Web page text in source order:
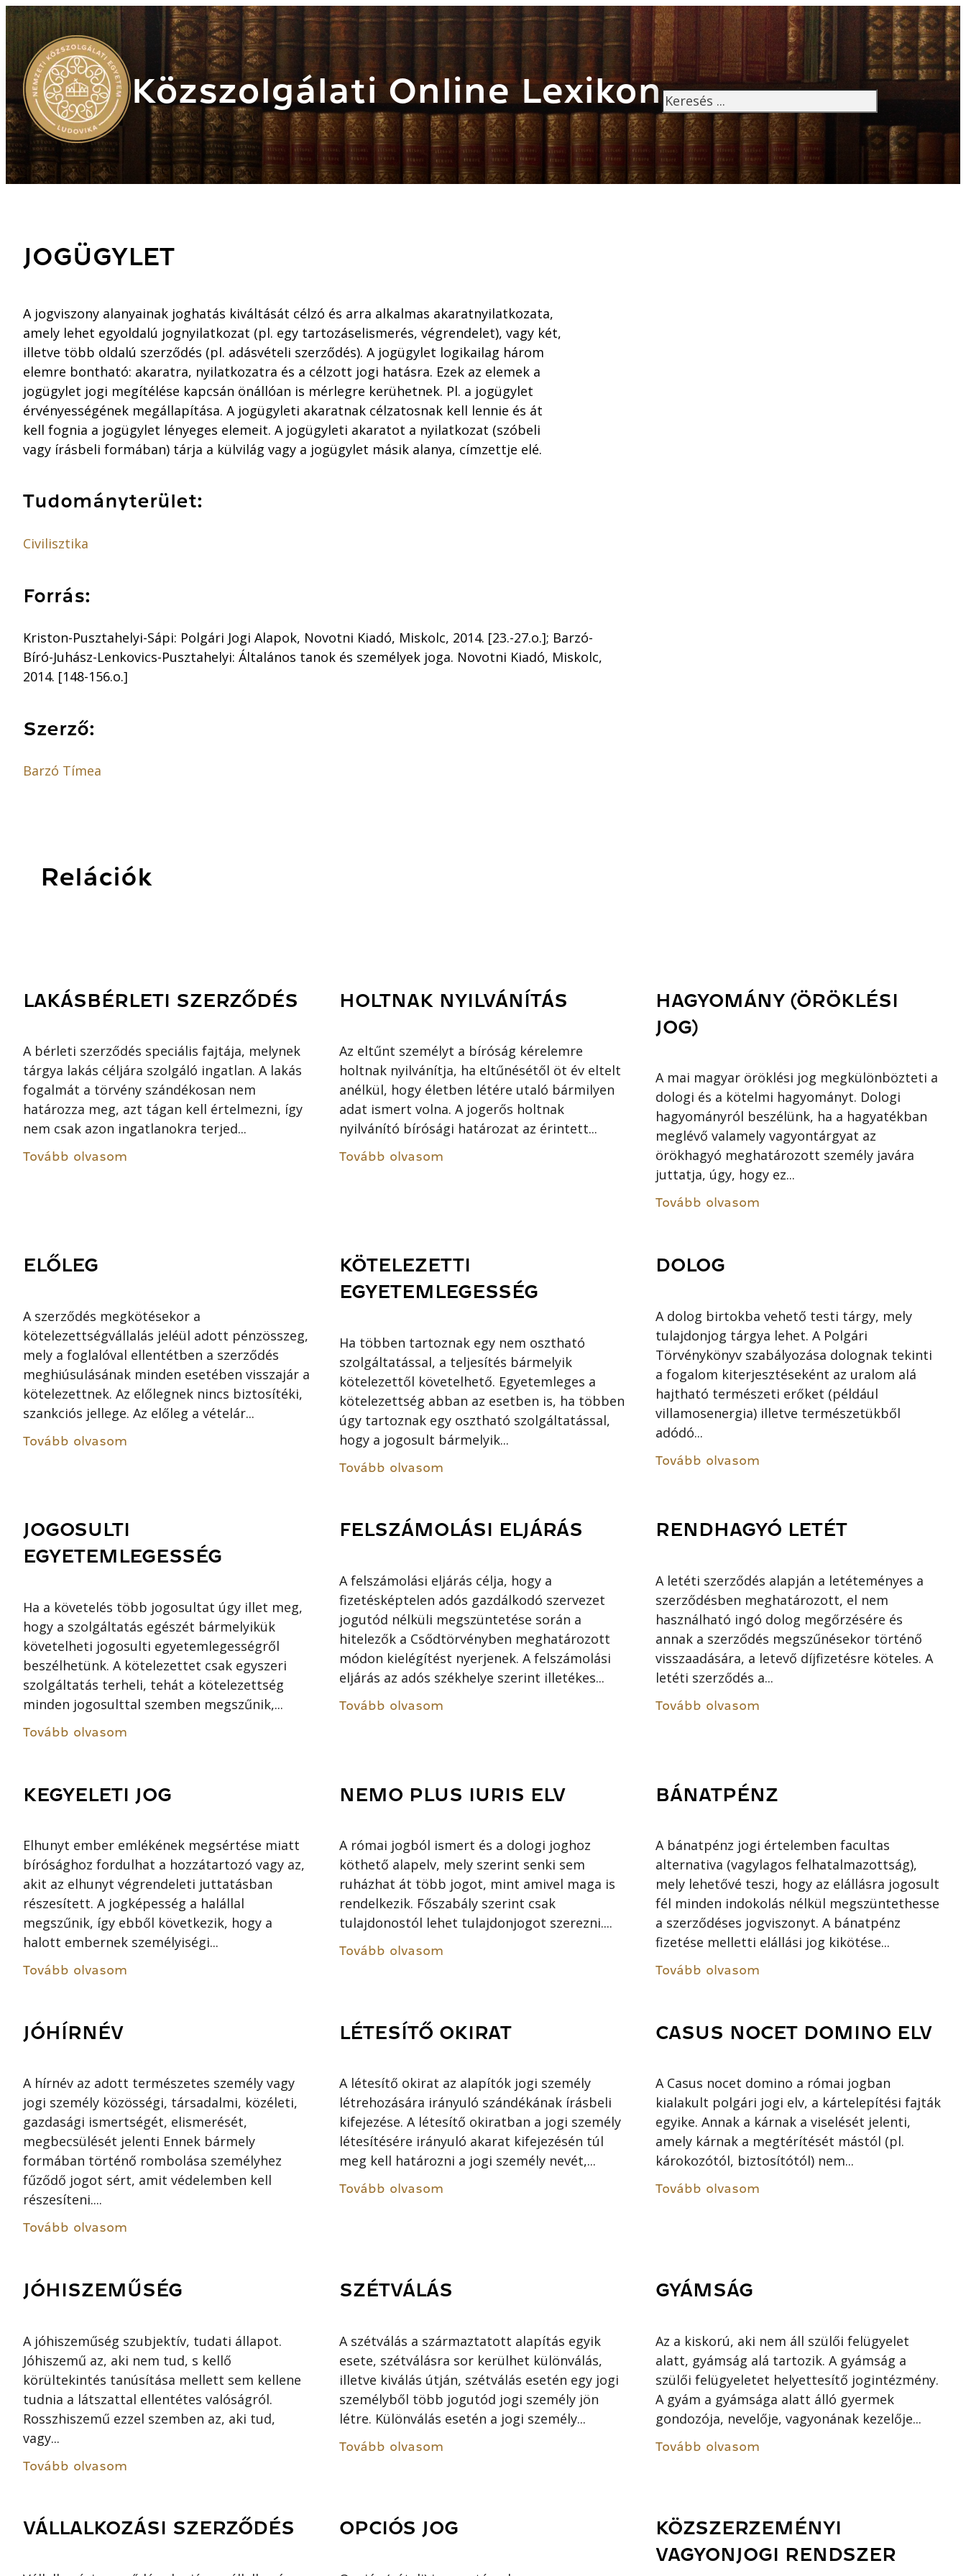
Közszolgálati Online Lexikon Keresés
JOGÜGYLET
A jogviszony alanyainak joghatás kiváltását célzó és arra alkalmas akaratnyilatkozata,
amely lehet egyoldalú jognyilatkozat (pl. egy tartozáselismerés, végrendelet), vagy két,
illetve több oldalú szerződés (pl. adásvételi szerződés). A jogügylet logikailag három
elemre bontható: akaratra, nyilatkozatra és a célzott jogi hatásra. Ezek az elemek a
jogügylet jogi megítélése kapcsán önállóan is mérlegre kerühetnek. Pl. a jogügylet
érvényességének megállapítása. A jogügyleti akaratnak célzatosnak kell lennie és át
kell fognia a jogügylet lényeges elemeit. A jogügyleti akaratot a nyilatkozat (szóbeli
vagy írásbeli formában) tárja a külvilág vagy a jogügylet másik alanya, címzettje elé.
Tudományterület:
Civilisztika
Forrás:
Kriston-Pusztahelyi-Sápi: Polgári Jogi Alapok, Novotni Kiadó, Miskolc, 2014. [23.-27.o.]; Barzó-
Bíró-Juhász-Lenkovics-Pusztahelyi: Általános tanok és személyek joga. Novotni Kiadó, Miskolc,
2014. [148-156.o.]
Szerző:
Barzó Tímea
Relációk
LAKÁSBÉRLETI SZERZŐDÉS
A bérleti szerződés speciális fajtája, melynek
tárgya lakás céljára szolgáló ingatlan. A lakás
fogalmát a törvény szándékosan nem
határozza meg, azt tágan kell értelmezni, így
nem csak azon ingatlanokra terjed...
Tovább olvasom
HOLTNAK NYILVÁNÍTÁS
Az eltűnt személyt a bíróság kérelemre
holtnak nyilvánítja, ha eltűnésétől öt év eltelt
anélkül, hogy életben létére utaló bármilyen
adat ismert volna. A jogerős holtnak
nyilvánító bírósági határozat az érintett...
Tovább olvasom
HAGYOMÁNY (ÖRÖKLÉSI
JOG)
A mai magyar öröklési jog megkülönbözteti a
dologi és a kötelmi hagyományt. Dologi
hagyományról beszélünk, ha a hagyatékban
meglévő valamely vagyontárgyat az
örökhagyó meghatározott személy javára
juttatja, úgy, hogy ez...
Tovább olvasom
ELŐLEG
A szerződés megkötésekor a
kötelezettségvállalás jeléül adott pénzösszeg,
mely a foglalóval ellentétben a szerződés
meghiúsulásának minden esetében visszajár a
kötelezettnek. Az előlegnek nincs biztosítéki,
szankciós jellege. Az előleg a vételár...
Tovább olvasom
KÖTELEZETTI
EGYETEMLEGESSÉG
Ha többen tartoznak egy nem osztható
szolgáltatással, a teljesítés bármelyik
kötelezettől követelhető. Egyetemleges a
kötelezettség abban az esetben is, ha többen
úgy tartoznak egy osztható szolgáltatással,
hogy a jogosult bármelyik...
Tovább olvasom
DOLOG
A dolog birtokba vehető testi tárgy, mely
tulajdonjog tárgya lehet. A Polgári
Törvénykönyv szabályozása dolognak tekinti
a fogalom kiterjesztéseként az uralom alá
hajtható természeti erőket (például
villamosenergia) illetve természetükből
adódó...
Tovább olvasom
JOGOSULTI
EGYETEMLEGESSÉG
Ha a követelés több jogosultat úgy illet meg,
hogy a szolgáltatás egészét bármelyikük
követelheti jogosulti egyetemlegességről
beszélhetünk. A kötelezettet csak egyszeri
szolgáltatás terheli, tehát a kötelezettség
minden jogosulttal szemben megszűnik,...
Tovább olvasom
FELSZÁMOLÁSI ELJÁRÁS
A felszámolási eljárás célja, hogy a
fizetésképtelen adós gazdálkodó szervezet
jogutód nélküli megszüntetése során a
hitelezők a Csődtörvényben meghatározott
módon kielégítést nyerjenek. A felszámolási
eljárás az adós székhelye szerint illetékes...
Tovább olvasom
RENDHAGYÓ LETÉT
A letéti szerződés alapján a letéteményes a
szerződésben meghatározott, el nem
használható ingó dolog megőrzésére és
annak a szerződés megszűnésekor történő
visszaadására, a letevő díjfizetésre köteles. A
letéti szerződés a...
Tovább olvasom
KEGYELETI JOG
Elhunyt ember emlékének megsértése miatt
bírósághoz fordulhat a hozzátartozó vagy az,
akit az elhunyt végrendeleti juttatásban
részesített. A jogképesség a halállal
megszűnik, így ebből következik, hogy a
halott embernek személyiségi...
Tovább olvasom
NEMO PLUS IURIS ELV
A római jogból ismert és a dologi joghoz
köthető alapelv, mely szerint senki sem
ruházhat át több jogot, mint amivel maga is
rendelkezik. Főszabály szerint csak
tulajdonostól lehet tulajdonjogot szerezni....
Tovább olvasom
BÁNATPÉNZ
A bánatpénz jogi értelemben facultas
alternativa (vagylagos felhatalmazottság),
mely lehetővé teszi, hogy az elállásra jogosult
fél minden indokolás nélkül megszüntethesse
a szerződéses jogviszonyt. A bánatpénz
fizetése melletti elállási jog kikötése...
Tovább olvasom
JÓHÍRNÉV
A hírnév az adott természetes személy vagy
jogi személy közösségi, társadalmi, közéleti,
gazdasági ismertségét, elismerését,
megbecsülését jelenti Ennek bármely
formában történő rombolása személyhez
fűződő jogot sért, amit védelemben kell
részesíteni....
Tovább olvasom
LÉTESÍTŐ OKIRAT
A létesítő okirat az alapítók jogi személy
létrehozására irányuló szándékának írásbeli
kifejezése. A létesítő okiratban a jogi személy
létesítésére irányuló akarat kifejezésén túl
meg kell határozni a jogi személy nevét,...
Tovább olvasom
CASUS NOCET DOMINO ELV
A Casus nocet domino a római jogban
kialakult polgári jogi elv, a kártelepítési fajták
egyike. Annak a kárnak a viselését jelenti,
amely kárnak a megtérítését mástól (pl.
károkozótól, biztosítótól) nem...
Tovább olvasom
JÓHISZEMŰSÉG
A jóhiszeműség szubjektív, tudati állapot.
Jóhiszemű az, aki nem tud, s kellő
körültekintés tanúsítása mellett sem kellene
tudnia a látszattal ellentétes valóságról.
Rosszhiszemű ezzel szemben az, aki tud,
vagy...
Tovább olvasom
SZÉTVÁLÁS
A szétválás a származtatott alapítás egyik
esete, szétválásra sor kerülhet különválás,
illetve kiválás útján, szétválás esetén egy jogi
személyből több jogutód jogi személy jön
létre. Különválás esetén a jogi személy...
Tovább olvasom
GYÁMSÁG
Az a kiskorú, aki nem áll szülői felügyelet
alatt, gyámság alá tartozik. A gyámság a
szülői felügyeletet helyettesítő jogintézmény.
A gyám a gyámsága alatt álló gyermek
gondozója, nevelője, vagyonának kezelője...
Tovább olvasom
VÁLLALKOZÁSI SZERZŐDÉS OPCIÓS JOG
KÖZSZERZEMÉNYI
VAGYONJOGI RENDSZER